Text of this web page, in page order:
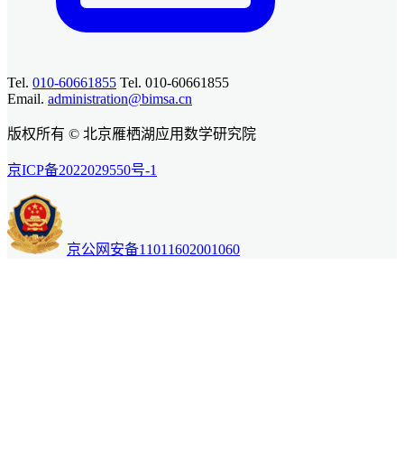
Tel. 010-60661855 Tel. 010-60661855
Email. administration@bimsa.cn
版权所有 © 北京雁栖湖应用数学研究院
京ICP备2022029550号-1
京公网安备11011602001060